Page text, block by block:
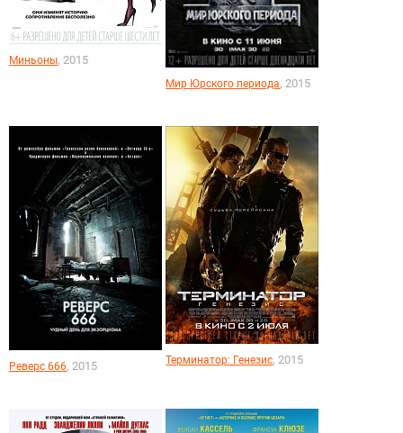
Миньоны, 2015
Мир Юрского периода, 2015
Реверс 666, 2015 Терминатор: Генезис, 2015